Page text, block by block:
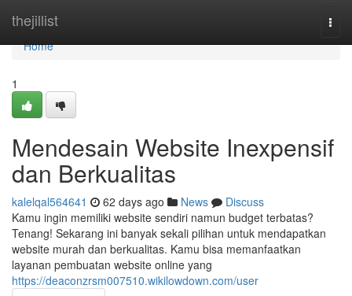
thejillist
Home
Home
1
Mendesain Website Inexpensif
dan Berkualitas
kalelqal564641 62 days ago News
Discuss
Kamu ingin memiliki website sendiri namun budget terbatas?
Tenang! Sekarang ini banyak sekali pilihan untuk mendapatkan
website murah dan berkualitas. Kamu bisa memanfaatkan
layanan pembuatan website online yang
https://deaconzrsm007510.wikilowdown.com/user